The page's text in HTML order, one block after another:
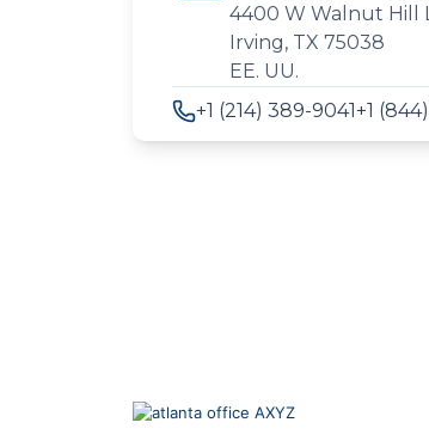
4400 W Walnut Hill
Irving, TX 75038
EE. UU.
+1 (214) 389-9041+1